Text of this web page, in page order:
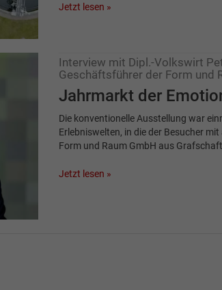
Jetzt lesen »
Interview mit Dipl.-Volkswirt
Geschäftsführer der Form und
Jahrmarkt der
Die konventionelle Ausstellung war
Erlebniswelten, in die der Besucher
Form und Raum GmbH aus
Jetzt lesen »